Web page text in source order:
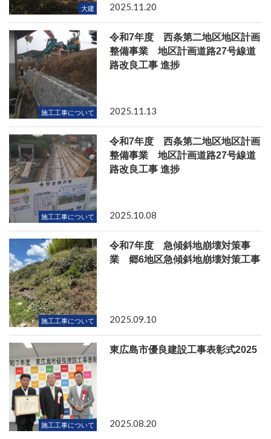
大建 2025.11.20
施工工事について
令和7年度 西条第二地区地区計画
整備事業 地区計画道路27号線道
路改良工事 進捗
2025.11.13
施工工事について
令和7年度 西条第二地区地区計画
整備事業 地区計画道路27号線道
路改良工事 進捗
2025.10.08
施工工事について
令和7年度 急傾斜地崩壊対策事
業 郷6地区急傾斜地崩壊対策工事
2025.09.10
施工工事について
東広島市優良建設工事表彰式2025
2025.08.20